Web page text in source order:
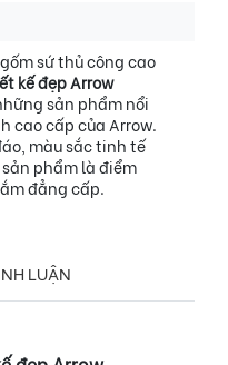
sứ thủ công cao
kế đẹp Arrow
sản phẩm nổi
cao cấp của Arrow.
màu sắc tinh tế
phẩm là điểm
đẳng cấp.
LUẬN